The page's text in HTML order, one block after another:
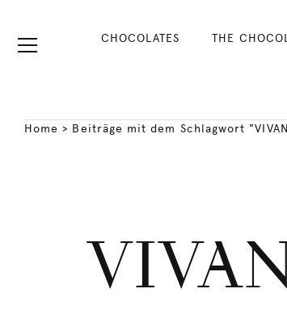
CHOCOLATES THE
Home > Beiträge mit dem Schlagwort